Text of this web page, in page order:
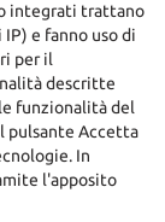
integrati trattano
e fanno uso di
per il
descritte
funzionalità del
pulsante Accetta
In
l'apposito